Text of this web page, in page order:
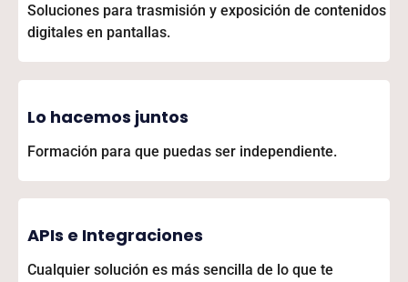
Soluciones para trasmisión y exposición de contenidos
digitales en pantallas.
Lo hacemos juntos
Formación para que puedas ser independiente.
APIs e Integraciones
Cualquier solución es más sencilla de lo que te